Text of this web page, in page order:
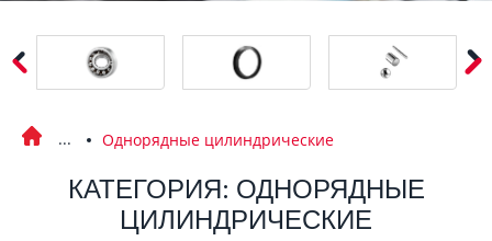
Однорядные цилиндрические
КАТЕГОРИЯ: ОДНОРЯДНЫЕ
ЦИЛИНДРИЧЕСКИЕ